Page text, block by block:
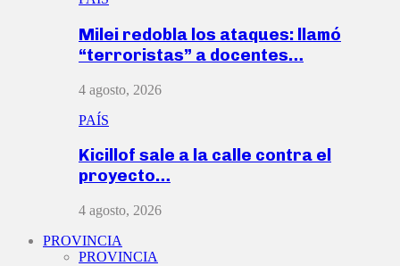
Milei redobla los ataques: llamó
“terroristas” a docentes…
4 agosto, 2026
PAÍS
Kicillof sale a la calle contra el
proyecto…
4 agosto, 2026
PROVINCIA
PROVINCIA